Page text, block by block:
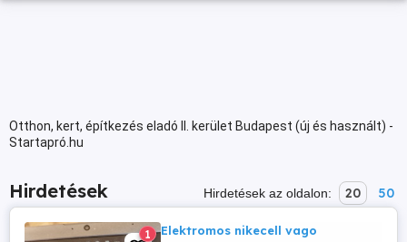
Otthon, kert, építkezés eladó II. kerület Budapest (új és használt) -
Startapró.hu
Hirdetések Hirdetések az oldalon: 20 50
1 Elektromos nikecell vago